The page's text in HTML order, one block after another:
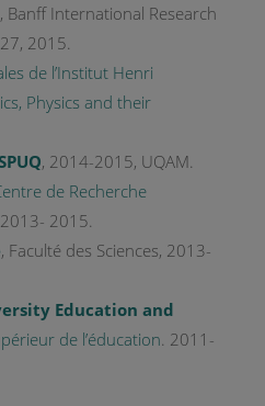
, Banff International Research
2015.
de l’Institut Henri
Physics and their
, 2014-2015, UQAM.
de Recherche
2015.
, Faculté des Sciences, 2013-
Education and
de l’éducation . 2011-